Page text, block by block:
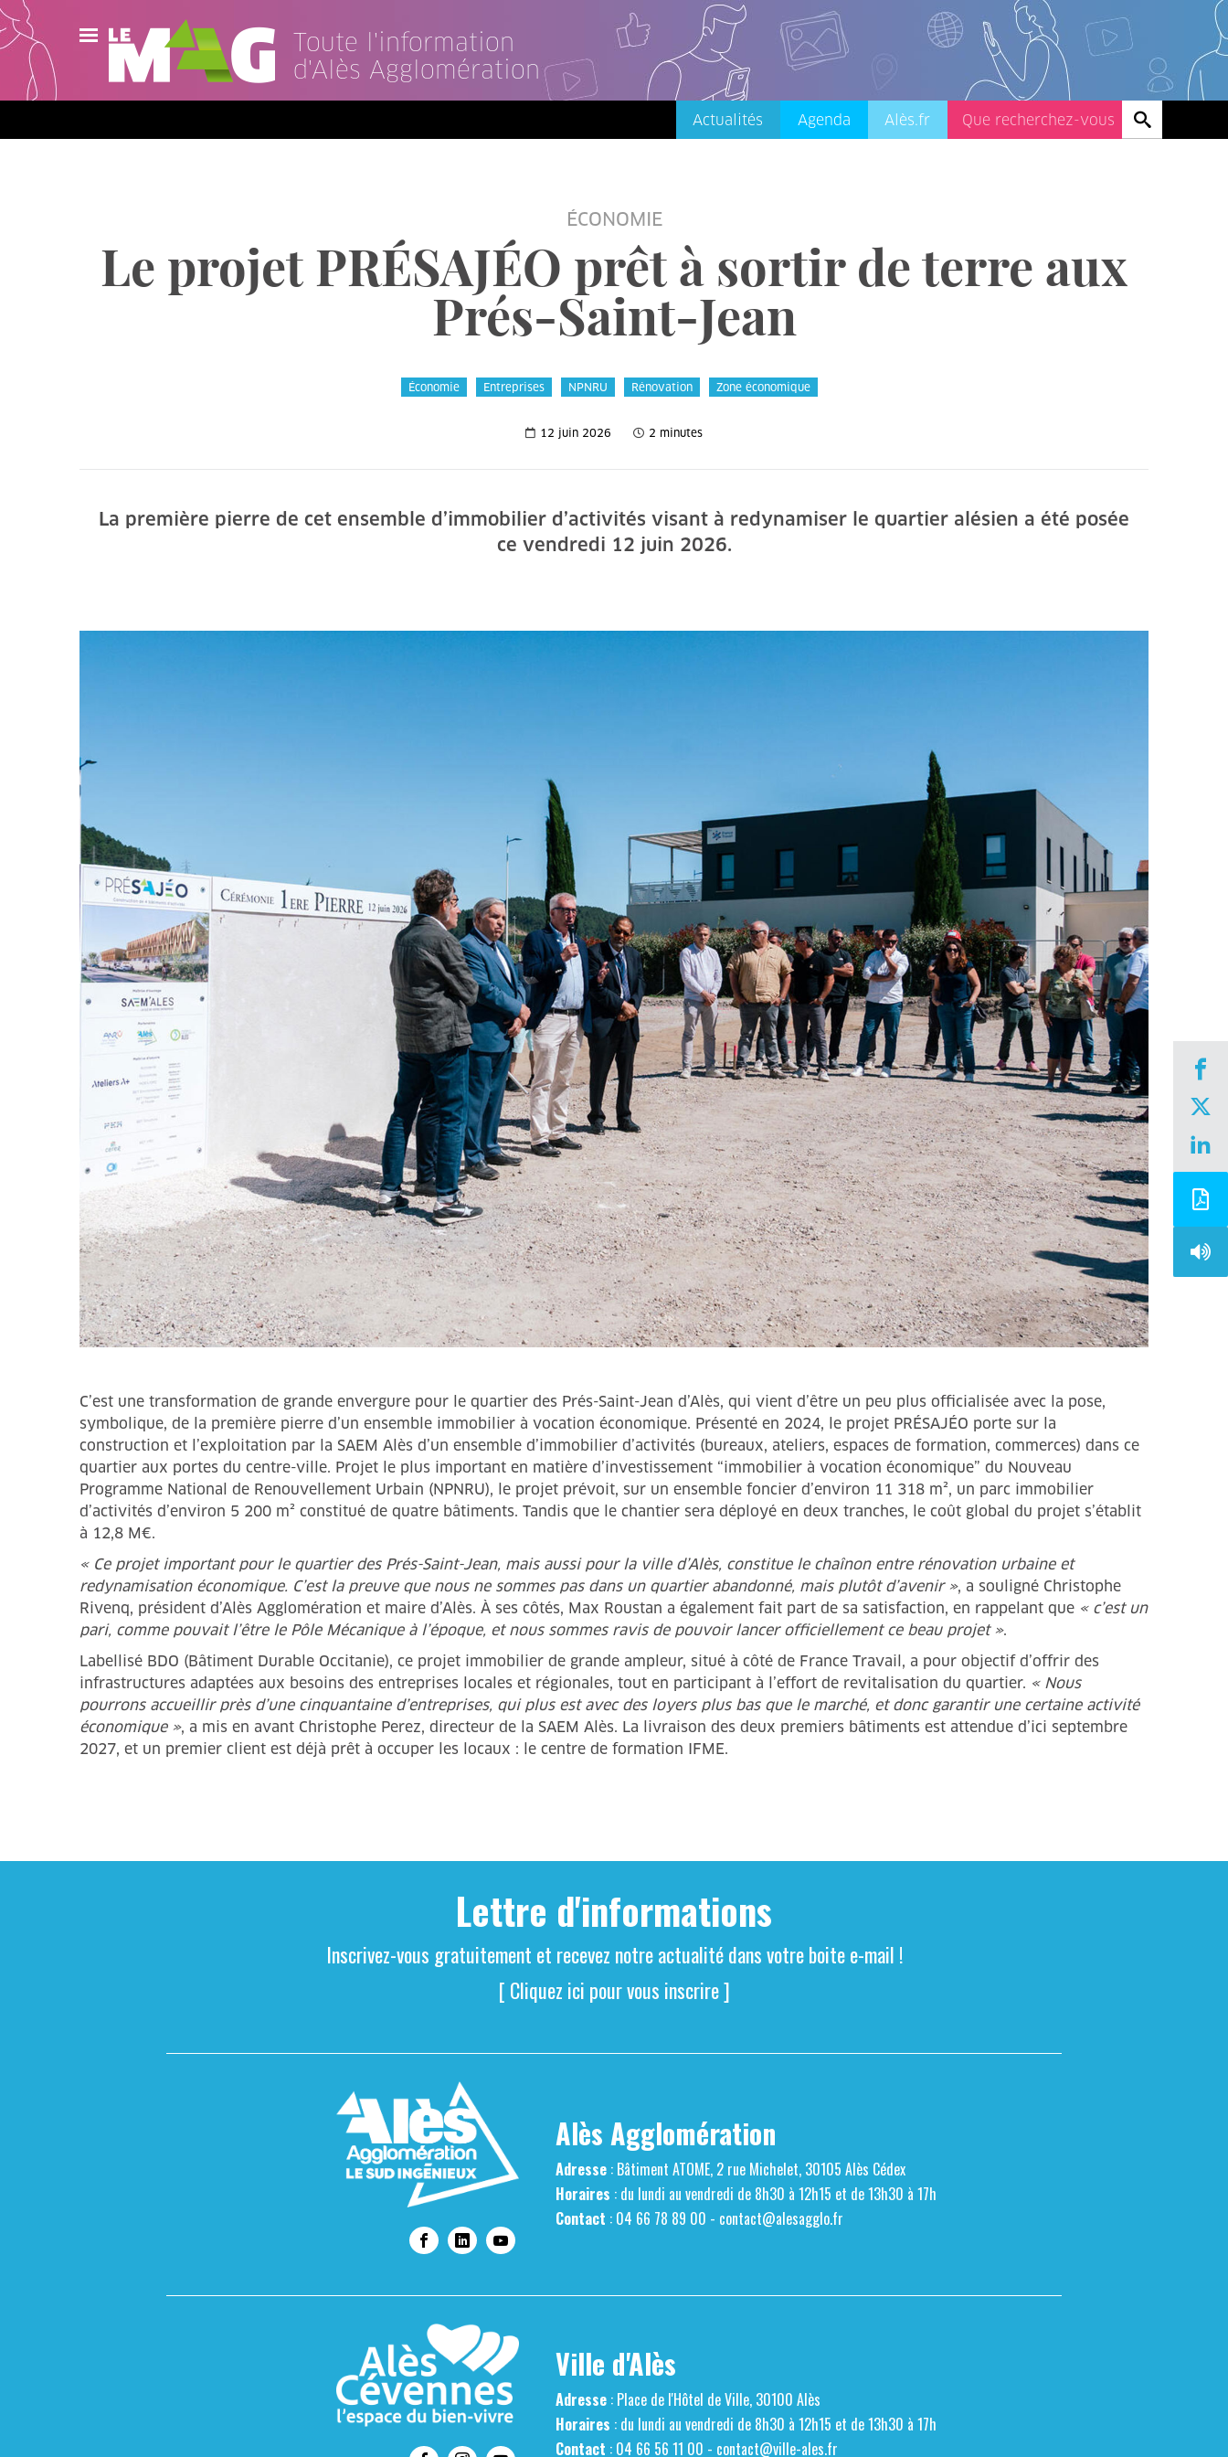
Toute l'information
d'Alès Agglomération
Actualités
Agenda
Contact
Actualités Agenda Alès.fr
ÉCONOMIE
Le projet PRÉSAJÉO prêt à sortir de terre aux
Prés-Saint-Jean
Économie Entreprises NPNRU Rénovation Zone économique
12 juin 2026 2 minutes
La première pierre de cet ensemble d’immobilier d’activités visant à redynamiser le quartier alésien a été posée
ce vendredi 12 juin 2026.
C’est une transformation de grande envergure pour le quartier des Prés-Saint-Jean d’Alès, qui vient d’être un peu plus officialisée avec la pose,
symbolique, de la première pierre d’un ensemble immobilier à vocation économique. Présenté en 2024, le projet PRÉSAJÉO porte sur la
construction et l’exploitation par la SAEM Alès d’un ensemble d’immobilier d’activités (bureaux, ateliers, espaces de formation, commerces) dans ce
quartier aux portes du centre-ville. Projet le plus important en matière d’investissement “immobilier à vocation économique” du Nouveau
Programme National de Renouvellement Urbain (NPNRU), le projet prévoit, sur un ensemble foncier d’environ 11 318 m², un parc immobilier
d’activités d’environ 5 200 m² constitué de quatre bâtiments. Tandis que le chantier sera déployé en deux tranches, le coût global du projet s’établit
à 12,8 M€.
« Ce projet important pour le quartier des Prés-Saint-Jean, mais aussi pour la ville d’Alès, constitue le chaînon entre rénovation urbaine et
redynamisation économique. C’est la preuve que nous ne sommes pas dans un quartier abandonné, mais plutôt d’avenir », a souligné Christophe
Rivenq, président d’Alès Agglomération et maire d’Alès. À ses côtés, Max Roustan a également fait part de sa satisfaction, en rappelant que « c’est un
pari, comme pouvait l’être le Pôle Mécanique à l’époque, et nous sommes ravis de pouvoir lancer officiellement ce beau projet ».
Labellisé BDO (Bâtiment Durable Occitanie), ce projet immobilier de grande ampleur, situé à côté de France Travail, a pour objectif d’offrir des
infrastructures adaptées aux besoins des entreprises locales et régionales, tout en participant à l’effort de revitalisation du quartier. « Nous
pourrons accueillir près d’une cinquantaine d’entreprises, qui plus est avec des loyers plus bas que le marché, et donc garantir une certaine activité
économique », a mis en avant Christophe Perez, directeur de la SAEM Alès. La livraison des deux premiers bâtiments est attendue d’ici septembre
2027, et un premier client est déjà prêt à occuper les locaux : le centre de formation IFME.
Lettre d'informations
Inscrivez-vous gratuitement et recevez notre actualité dans votre boite e-mail !
[ Cliquez ici pour vous inscrire ]
Alès Agglomération
Adresse: Bâtiment ATOME, 2 rue Michelet, 30105 Alès Cédex
Horaires : du lundi au vendredi de 8h30 à 12h15 et de 13h30 à 17h
Contact : 04 66 78 89 00 - contact@alesagglo.fr
Ville d'Alès
Adresse: Place de l'Hôtel de Ville, 30100 Alès
Horaires : du lundi au vendredi de 8h30 à 12h15 et de 13h30 à 17h
Contact : 04 66 56 11 00 - contact@ville-ales.fr